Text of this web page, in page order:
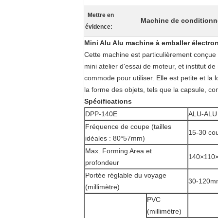
Mettre en
évidence:
Machine de
Mini Alu Alu machine à emballer
Cette machine est particulièrement
mini atelier d'essai de moteur, et institut
commode pour utiliser. Elle est petite et la
la forme des objets, tels que la capsule,
Spécifications
DPP-140E
ALU-ALU
Fréquence de coupe (tailles
idéales : 80*57mm)
15-30
Max. Forming Area et
profondeur
Portée réglable du voyage
(millimètre)
30-
PVC
(millimètre)